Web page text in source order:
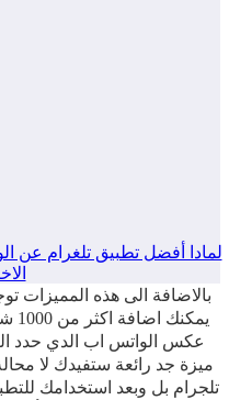
بالاضافة الى هذه المميزات
ميزة جد رائعة ستفيدك لا
تلجرام بل وبعد استخدامك